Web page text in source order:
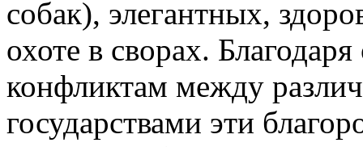
собак), элегантных,
охоте в сворах.
конфликтам между
государствами эти